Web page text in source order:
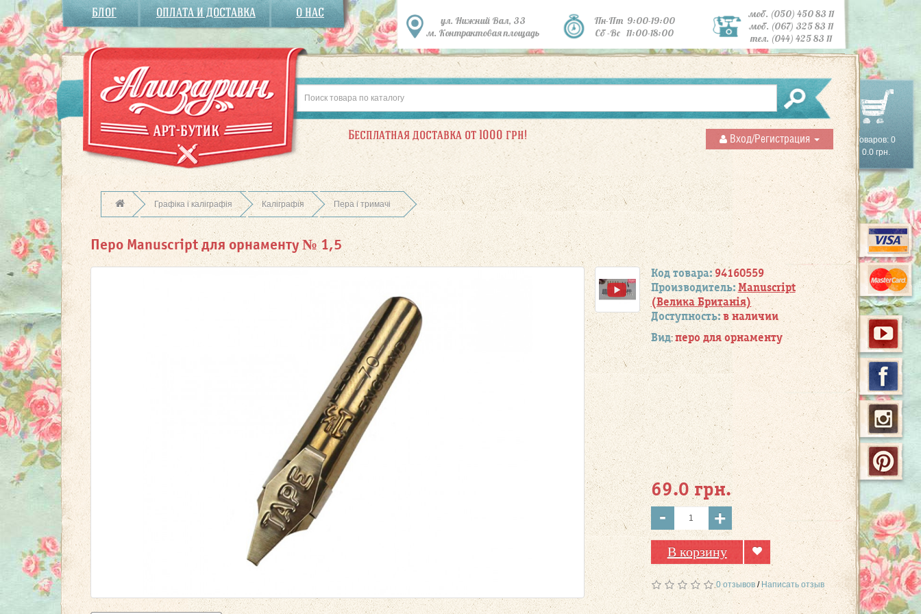
БЛОГ ОПЛАТА И ДОСТАВКА О НАС
ул. Нижний Вал, 33
м. Контрактовая площадь
Пн-Пт 9:00-19:00
Сб -Вс 11:00-18:00
моб. (050) 450 83 11
моб. (067) 325 83 11
тел. (044) 425 83 11
Товаров: 0
0.0 грн.
Бесплатная доставка от 1000 грн! Вход/Регистрация
Графіка і каліграфія Каліграфія Пера і тримачі
Перо Manuscript для орнаменту № 1,5
Код товара:94160559
Производитель: Manuscript
(Велика Британія)
Доступность:в наличии
Вид: перо для орнаменту
69.0 грн.
-
+
В корзину
0 отзывов/Написать отзыв